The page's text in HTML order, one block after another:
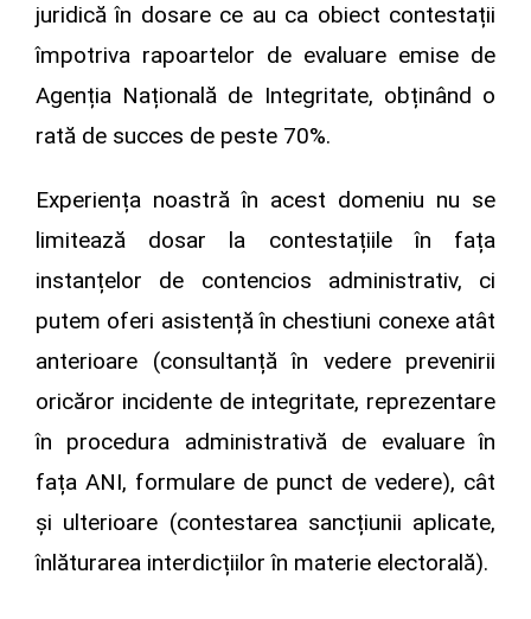
juridică în dosare ce au ca obiect contestații
împotriva rapoartelor de evaluare emise de
Agenția Națională de Integritate, obținând o
rată de succes de peste 70%.
Experiența noastră în acest domeniu nu se
limitează dosar la contestațiile în fața
instanțelor de contencios administrativ, ci
putem oferi asistență în chestiuni conexe atât
anterioare (consultanță în vedere prevenirii
oricăror incidente de integritate, reprezentare
în procedura administrativă de evaluare în
fața ANI, formulare de punct de vedere), cât
și ulterioare (contestarea sancțiunii aplicate,
înlăturarea interdicțiilor în materie electorală).